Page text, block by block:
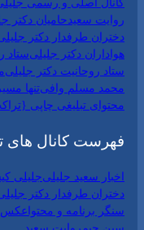
کانال اصلی و رسمی
روایت سعید حامیان دکتر
دختران طرفدار دکتر
هواداران دکتر جلیلیستاد
ستاد روحانیت دکتر جلیلی
محمد مسلم وافیتنها
محتوای تبلیغی چاپی
فهرست کانال های
اخبار سعید جلیلیجلیلی
دختران طرفدار دکتر
سنگر برنامه و محتواعکس